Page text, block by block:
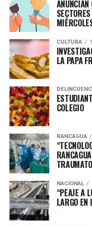
CULTURA
LA PAPA
COLEGIO
RANCAGUA
NACIONAL
“PEAJE A
LARGO